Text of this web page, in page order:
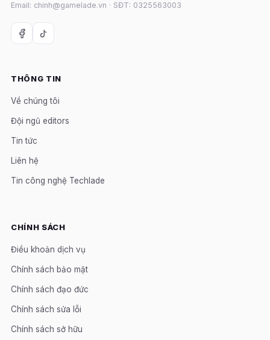
Email: chinh@gamelade.vn · SĐT: 0325563003
THÔNG TIN
Về chúng tôi
Đội ngũ editors
Tin tức
Liên hệ
Tin công nghệ Techlade
CHÍNH SÁCH
Điều khoản dịch vụ
Chính sách bảo mật
Chính sách đạo đức
Chính sách sửa lỗi
Chính sách sở hữu